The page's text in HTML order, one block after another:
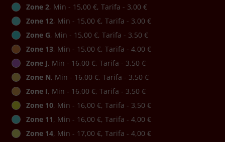
Zone 2, Min - 15,00 €, Tarifa - 3,00 €
Zone 12, Min - 15,00 €, Tarifa - 3,00 €
Zone G, Min - 15,00 €, Tarifa - 3,50 €
Zone 13, Min - 15,00 €, Tarifa - 4,00 €
Zone J, Min - 16,00 €, Tarifa - 3,50 €
Zone N, Min - 16,00 €, Tarifa - 3,50 €
Zone I, Min - 16,00 €, Tarifa - 3,50 €
Zone 10, Min - 16,00 €, Tarifa - 3,50 €
Zone 11, Min - 16,00 €, Tarifa - 4,00 €
Zone 14, Min - 17,00 €, Tarifa - 4,00 €